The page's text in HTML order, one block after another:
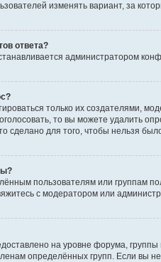
изменять вариант, за
ответа?
администратором
только их создателями,
то вы можете удалить
сделано для того, чтобы нельзя
пользователям или группам
с модератором или
на уровне форума,
определённых групп. Если вы